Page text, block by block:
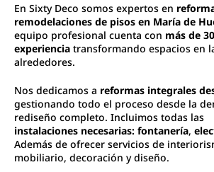
En Sixty Deco somos expertos en
remodelaciones de pisos en María de
equipo profesional cuenta con más de
experiencia transformando espacios en
alrededores.
Nos dedicamos a reformas integrales
gestionando todo el proceso desde la
rediseño completo. Incluimos todas las
instalaciones necesarias: fontanería,
Además de ofrecer servicios de
mobiliario, decoración y diseño.